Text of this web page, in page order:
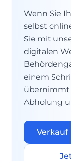
Wenn Sie
selbst
Sie mit
digitalen
einem
übernimmt
Abholung
Verkauf